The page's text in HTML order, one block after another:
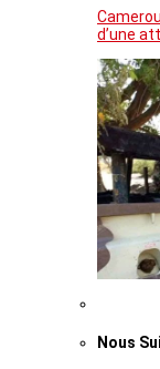
d’une
Nous